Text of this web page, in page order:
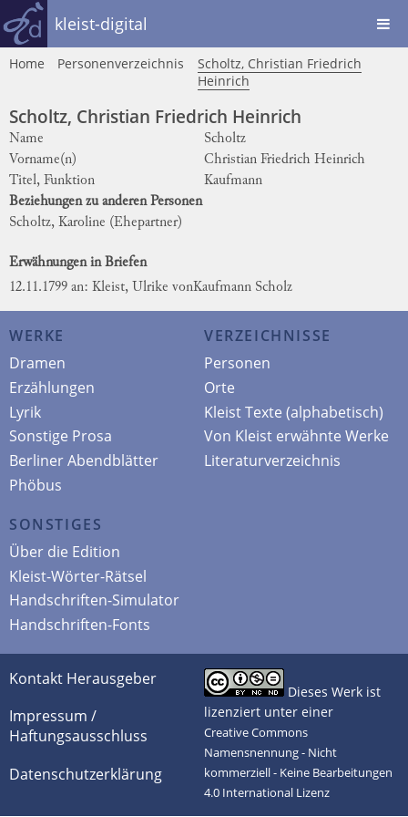
kleist-digital
Home Personenverzeichnis
Scholtz, Christian Friedrich
Heinrich
Scholtz, Christian Friedrich Heinrich
Name
Scholtz
Vorname(n)
Christian Friedrich Heinrich
Titel, Funktion
Kaufmann
Beziehungen zu anderen Personen
Scholtz, Karoline (Ehepartner)
Erwähnungen in Briefen
12.11.1799 an: Kleist, Ulrike vonKaufmann Scholz
WERKE
Dramen
Erzählungen
Lyrik
Sonstige Prosa
Berliner Abendblätter
Phöbus
VERZEICHNISSE
Personen
Orte
Kleist Texte (alphabetisch)
Von Kleist erwähnte Werke
Literaturverzeichnis
SONSTIGES
Über die Edition
Kleist-Wörter-Rätsel
Handschriften-Simulator
Handschriften-Fonts
Kontakt Herausgeber
Impressum /
Haftungsausschluss
Datenschutzerklärung
Dieses Werk ist
lizenziert unter einer
Creative Commons
Namensnennung - Nicht
kommerziell - Keine Bearbeitungen
4.0 International Lizenz